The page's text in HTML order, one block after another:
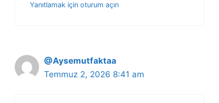
Yanıtlamak için oturum açın
@Aysemutfaktaa
Temmuz 2, 2026 8:41 am